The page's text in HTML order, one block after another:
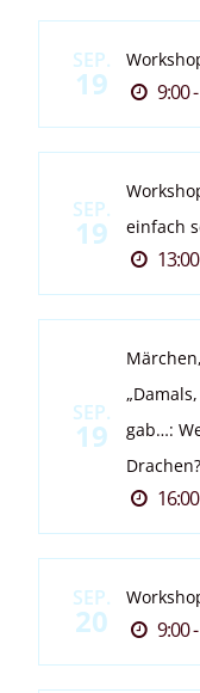
SEP.
19 9:00
SEP.
19
einfach
SEP.
19
gab…:
SEP.
20 9:00